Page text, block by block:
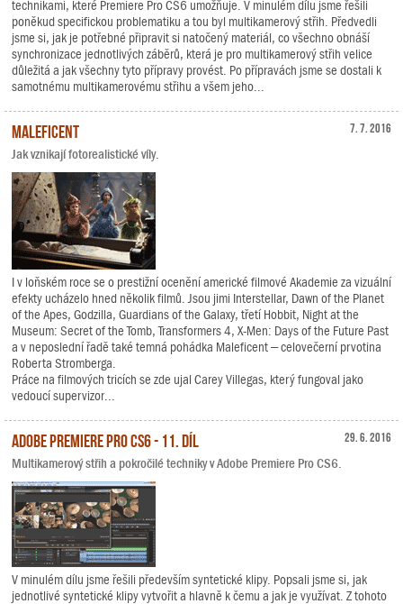
technikami, které Premiere Pro CS6 umožňuje. V minulém dílu jsme řešili
poněkud specifickou problematiku a tou byl multikamerový střih. Předvedli
jsme si, jak je potřebné připravit si natočený materiál, co všechno obnáší
synchronizace jednotlivých záběrů, která je pro multikamerový střih velice
důležitá a jak všechny tyto přípravy provést. Po přípravách jsme se dostali k
samotnému multikamerovému střihu a všem jeho...
7. 7. 2016
Maleficent
Jak vznikají fotorealistické víly.
I v loňském roce se o prestižní ocenění americké filmové Akademie za vizuální
efekty ucházelo hned několik filmů. Jsou jimi Interstellar, Dawn of the Planet
of the Apes, Godzilla, Guardians of the Galaxy, třetí Hobbit, Night at the
Museum: Secret of the Tomb, Transformers 4, X-Men: Days of the Future Past
a v neposlední řadě také temná pohádka Maleficent – celovečerní prvotina
Roberta Stromberga.
Práce na filmových tricích se zde ujal Carey Villegas, který fungoval jako
vedoucí supervizor...
29. 6. 2016
Adobe Premiere Pro CS6 - 11. díl
Multikamerový střih a pokročilé techniky v Adobe Premiere Pro CS6.
V minulém dílu jsme řešili především syntetické klipy. Popsali jsme si, jak
jednotlivé syntetické klipy vytvořit a hlavně k čemu a jak je využívat. Z tohoto